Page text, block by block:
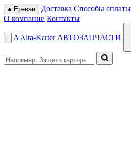
● Ереван Доставка Способы оплаты
О компании Контакты
A Alta-Karter АВТОЗАПЧАСТИ